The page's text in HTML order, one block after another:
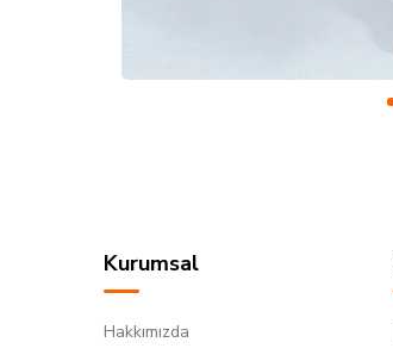
Kurumsal
Hakkımızda